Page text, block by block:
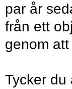
par år
från ett
genom
Tycker du